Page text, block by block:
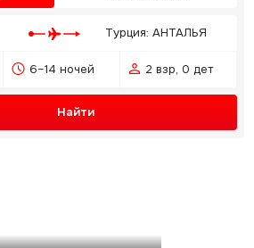
Турция: АНТАЛЬЯ
6–14 ночей 2 взр, 0 дет
Найти